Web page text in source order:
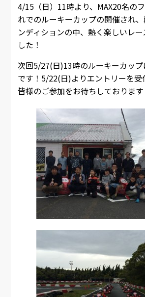
4/15（日）11時より、MAX20名の
れでのルーキーカップの開催され
ンディションの中、熱く楽しいレ
した！
次回5/27(日)13時のルーキーカッ
です！5/22(日)よりエントリーを受
皆様のご参加をお待ちしておりま